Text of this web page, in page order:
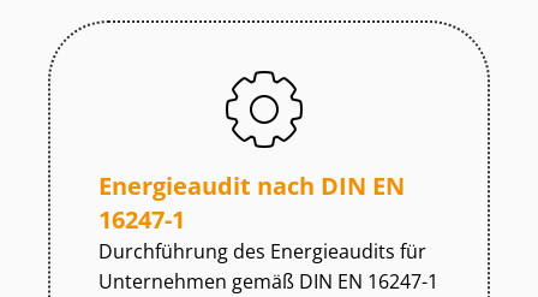
Energieaudit nach DIN EN
16247-1
Durchführung des Energieaudits für
Unternehmen gemäß DIN EN 16247-1